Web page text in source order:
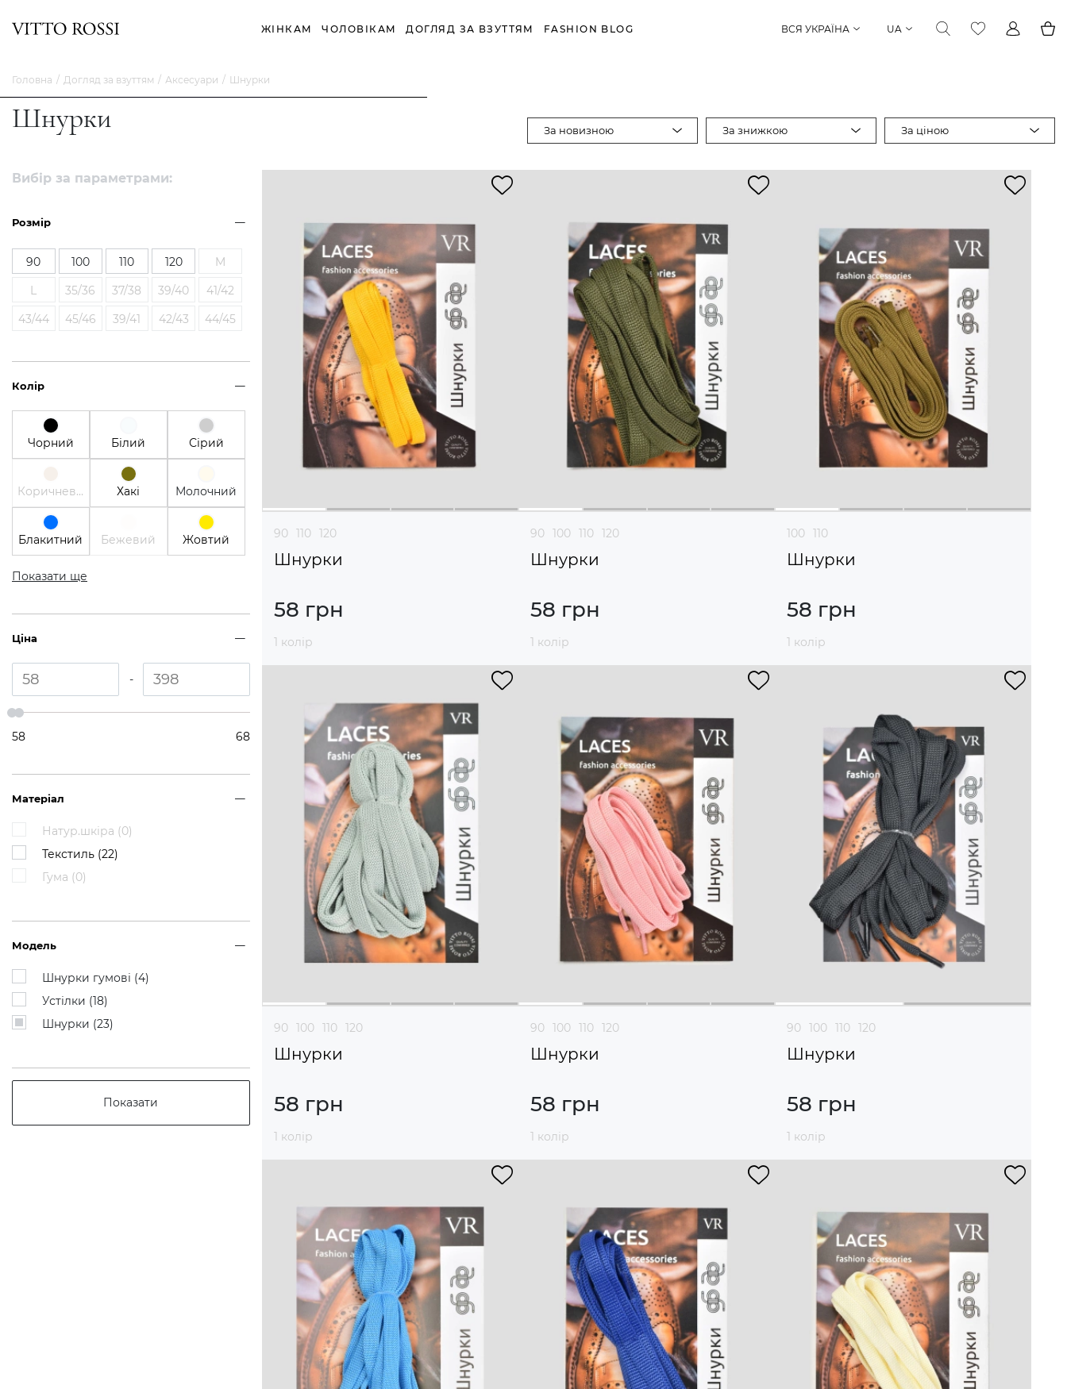
ЖІНКАМ ЧОЛОВІКАМ ДОГЛЯД ЗА ВЗУТТЯМ FASHION BLOG ВСЯ УКРАЇНА UA
Головна Догляд за взуттям Аксесуари Шнурки
Шнурки За новизною За знижкою За ціною
Вибір за параметрами:
Розмір
90 100 110 120
M
L
35/36 37/38 39/40
41/42
43/44
45/46 39/41 42/43 44/45
Колір
Чорний Білий Сірий
Коричневий Хакі Молочний
Блакитний Бежевий Жовтий
Показати ще
Ціна
-
58 68
Матеріал
Натур.шкіра (0)
Текстиль (22)
Гума (0)
Модель
Шнурки гумові (4)
Устілки (18)
Шнурки (23)
Показати
90 110 120
Шнурки
58 грн
1 колір
90 100 110 120
Шнурки
58 грн
1 колір
100 110
Шнурки
58 грн
1 колір
90 100 110 120
Шнурки
58 грн
1 колір
90 100 110 120
Шнурки
58 грн
1 колір
90 100 110 120
Шнурки
58 грн
1 колір